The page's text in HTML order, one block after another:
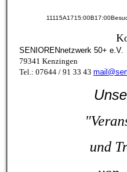
SENIORENnetzwerk 50+
79341 Kenzingen
Tel.: 07644 / 91 33 43
und